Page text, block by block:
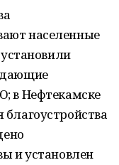
населенные
в Нефтекамске
и установлен